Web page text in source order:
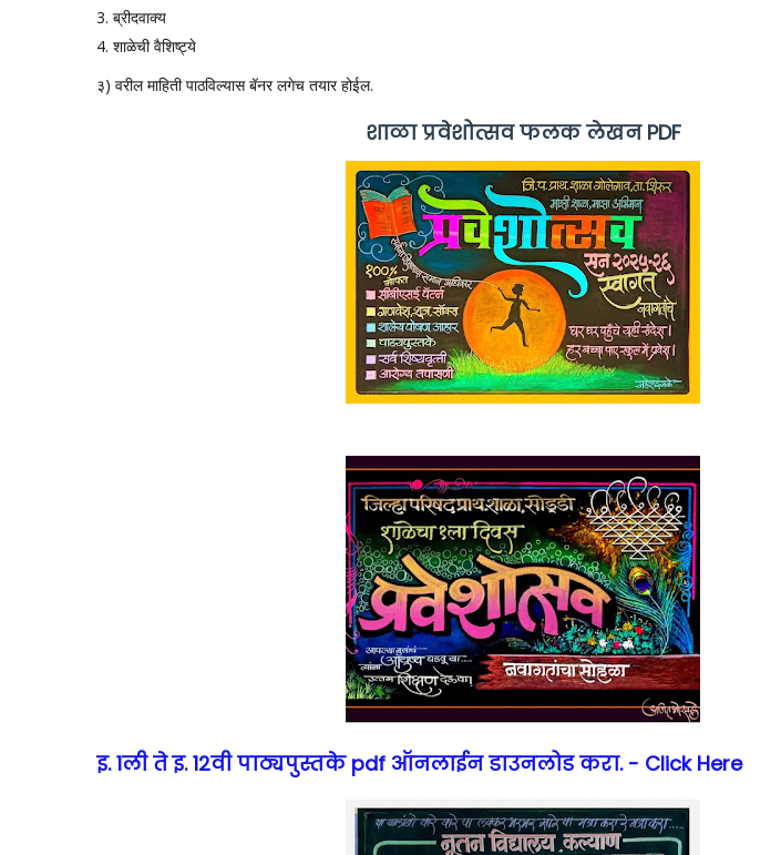
ब्रीदवाक्य
शाळेची वैशिष्ट्ये
३) वरील माहिती पाठविल्यास बॅनर लगेच तयार होईल.
शाळा प्रवेशोत्सव फलक लेखन PDF
इ. 1ली ते इ. 12वी पाठ्यपुस्तके pdf ऑनलाईन डाउनलोड करा. - Click Here